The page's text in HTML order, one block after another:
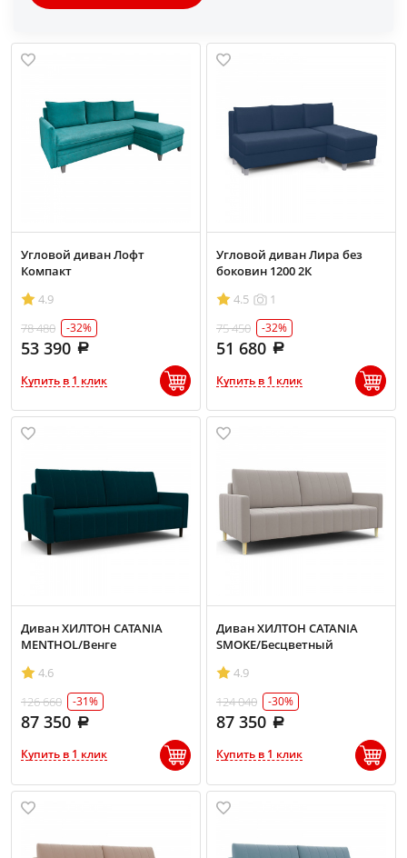
Угловой диван Лофт
Компакт
4.9
78 480
-32%
53 390
Купить в 1 клик
Угловой диван Лира без
боковин 1200 2К
4.5
1
75 450
-32%
51 680
Купить в 1 клик
Диван ХИЛТОН CATANIA
MENTHOL/Венге
4.6
126 660
-31%
87 350
Купить в 1 клик
Диван ХИЛТОН CATANIA
SMOKE/Бесцветный
4.9
124 040
-30%
87 350
Купить в 1 клик